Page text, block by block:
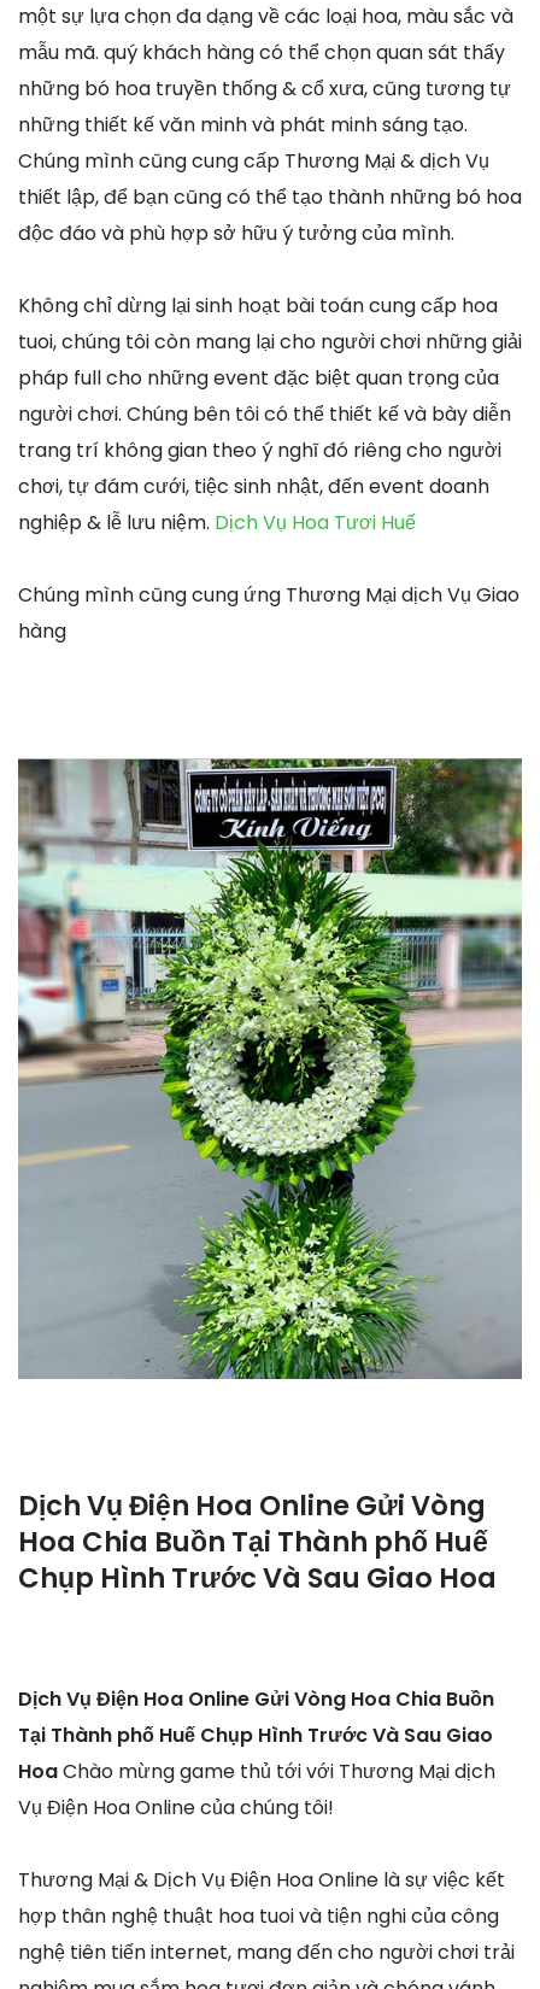
một sự lựa chọn đa dạng về các loại hoa, màu sắc và
mẫu mã. quý khách hàng có thể chọn quan sát thấy
những bó hoa truyền thống & cổ xưa, cũng tương tự
những thiết kế văn minh và phát minh sáng tạo.
Chúng mình cũng cung cấp Thương Mại & dịch Vụ
thiết lập, để bạn cũng có thể tạo thành những bó hoa
độc đáo và phù hợp sở hữu ý tưởng của mình.
Không chỉ dừng lại sinh hoạt bài toán cung cấp hoa
tuoi, chúng tôi còn mang lại cho người chơi những giải
pháp full cho những event đặc biệt quan trọng của
người chơi. Chúng bên tôi có thể thiết kế và bày diễn
trang trí không gian theo ý nghĩ đó riêng cho người
chơi, tự đám cưới, tiệc sinh nhật, đến event doanh
nghiệp & lễ lưu niệm. Dịch Vụ Hoa Tươi Huế
Chúng mình cũng cung ứng Thương Mại dịch Vụ Giao
hàng
Dịch Vụ Điện Hoa Online Gửi Vòng
Hoa Chia Buồn Tại Thành phố Huế
Chụp Hình Trước Và Sau Giao Hoa
Dịch Vụ Điện Hoa Online Gửi Vòng Hoa Chia Buồn
Tại Thành phố Huế Chụp Hình Trước Và Sau Giao
HoaChào mừng game thủ tới với Thương Mại dịch
Vụ Điện Hoa Online của chúng tôi!
Thương Mại & Dịch Vụ Điện Hoa Online là sự việc kết
hợp thân nghệ thuật hoa tuoi và tiện nghi của công
nghệ tiên tiến internet, mang đến cho người chơi trải